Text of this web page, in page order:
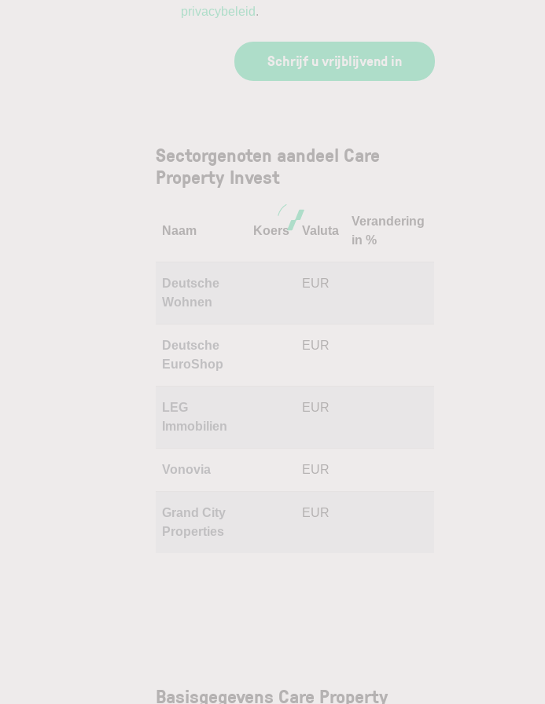
privacybeleid .
Schrijf u vrijblijvend in
Sectorgenoten aandeel Care
Property Invest
Naam Koers Valuta
Verandering
in %
Deutsche
Wohnen
EUR
Deutsche
EuroShop
EUR
LEG
Immobilien
EUR
Vonovia EUR
Grand City
Properties
EUR
Basisgegevens Care Property